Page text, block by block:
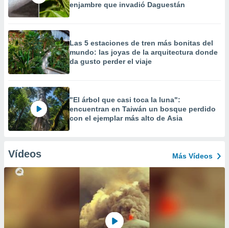
enjambre que invadió Daguestán
Las 5 estaciones de tren más bonitas del
mundo: las joyas de la arquitectura donde
da gusto perder el viaje
"El árbol que casi toca la luna":
encuentran en Taiwán un bosque perdido
con el ejemplar más alto de Asia
Vídeos Más Vídeos